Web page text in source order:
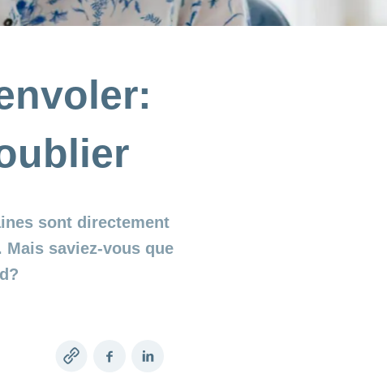
sont directement
Mais saviez-vous que
Copy
FacebookLinkedIn